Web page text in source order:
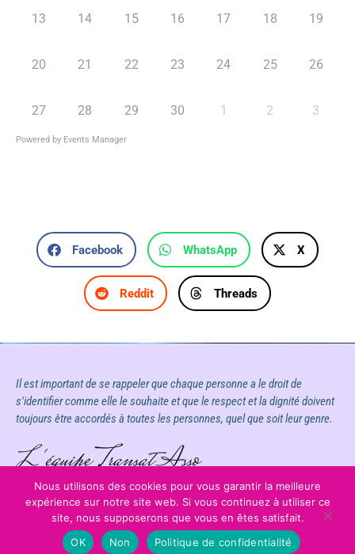
13 14 15 16 17 18 19
20 21 22 23 24 25 26
27 28 29 30 1 2 3
Powered by Events Manager
Facebook WhatsApp X
Reddit Threads
Il est important de se rappeler que chaque personne a le droit de
s'identifier comme elle le souhaite et que le respect et la dignité doivent
toujours être accordés à toutes les personnes, quel que soit leur genre.
L'équipe Transat Asso
Nous utilisons des cookies pour vous garantir la meilleure
expérience sur notre site web. Si vous continuez à utiliser ce
site, nous supposerons que vous en êtes satisfait.
OK
Non Politique de confidentialité